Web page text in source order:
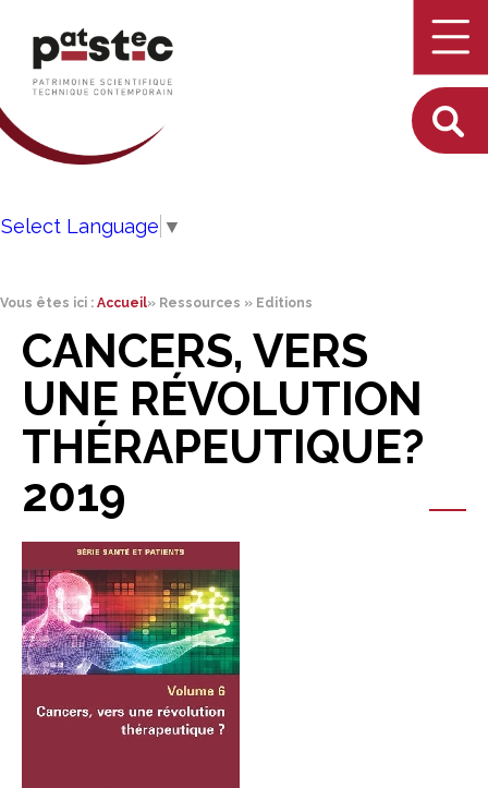
Select Language ▼
Vous êtes ici : Accueil» Ressources » Editions
CANCERS, VERS
UNE RÉVOLUTION
THÉRAPEUTIQUE?
2019